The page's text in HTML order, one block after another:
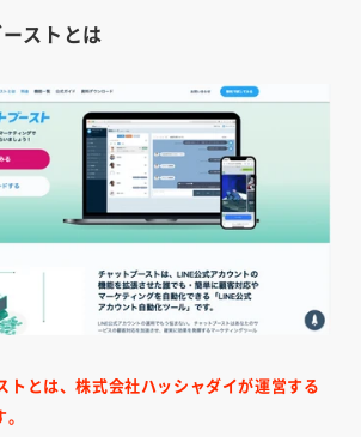
ストとは
トとは、株式会社ハッシャダイが運営する